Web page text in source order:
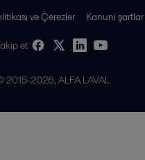
2015-2026, ALFA LAVAL
et
ve Çerezler Kanuni şartlar